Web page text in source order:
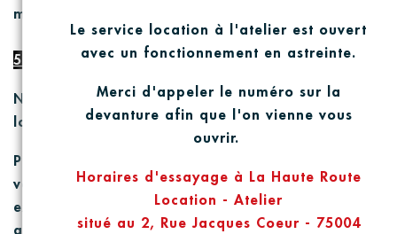
membre de l'équipe viendra vous ouvrir.
5/ENLEVEMEN TDUMATERIEL
N'oubliez pas votre carte bancaire le jour de la
location pour réaliser le contrat de location.
Pensez à an
vo
re venue à l'a elier avant votre départ par
exemple dans le cas d'un horaire de
avion e
tc...
Le service location à l'atelier est ouvert
avec un fonctionnement en astreinte.
Merci d'appeler le numéro sur la
devanture afin que l'on vienne vous
ouvrir.
Horaires d'essayage à La Haute Route
Location - Atelier
situé au 2, Rue Jacques Coeur - 75004